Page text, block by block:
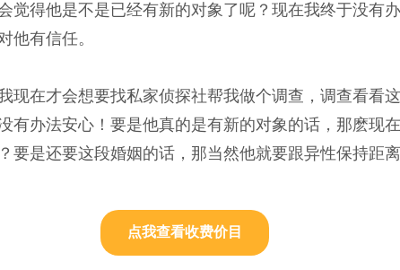
觉得他是不是已经有新的对象了呢？现在我终于没有
他有信任。
现在才会想要找私家侦探社帮我做个调查，调查看看
有办法安心！要是他真的是有新的对象的话，那麽现
要是还要这段婚姻的话，那当然他就要跟异性保持距
点我查看收费价目